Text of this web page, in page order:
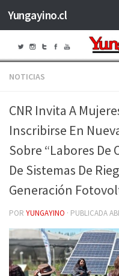
Saltar al contenido
Yungayino.cl
NOTICIAS
CNR Invita A
Inscribirse En
Sobre “Labores De
De Sistemas De
Generación
POR YUNGAYINO · PUBLICADA